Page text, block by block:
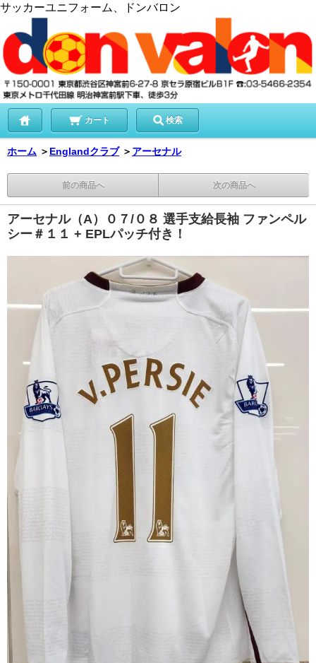
サッカーユニフォーム、ドンバロン
カート 検索
ホーム ＞ Englandクラブ ＞ アーセナル
前の商品へ 次の商品へ
アーセナル（A）０７/０８ 選手支給長袖 ファンペル
シー＃１１ + EPLパッチ付き！